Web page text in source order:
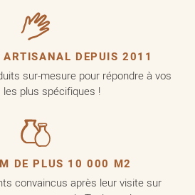
ARTISANAL DEPUIS 2011
sur-mesure pour répondre à vos
les plus spécifiques !
DE PLUS 10 000 M2
convaincus après leur visite sur